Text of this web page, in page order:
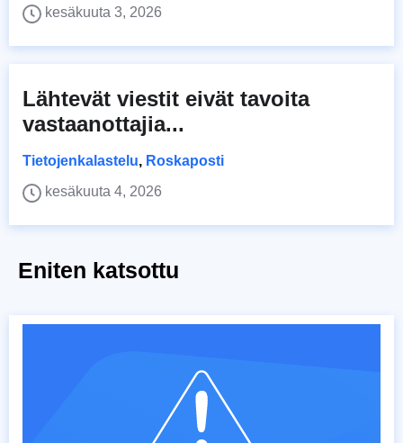
kesäkuuta 3, 2026
Lähtevät viestit eivät tavoita
vastaanottajia...
Tietojenkalastelu, Roskaposti
kesäkuuta 4, 2026
Eniten katsottu